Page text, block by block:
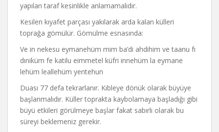
yapılan taraf kesinlikle anlamamalıdır.
Kesilen kıyafet parçası yakılarak arda kalan külleri
toprağa gömülür. Gömülme esnasında:
Ve in nekesu eymanehüm mim ba’di ahdihim ve taanu fı
dıniküm fe katilu eimmetel küfri innehüm la eymane
lehüm leallehüm yentehun
Duası 77 defa tekrarlanır. Kıbleye dönük olarak büyüye
başlanmalıdır. Küller toprakta kaybolamaya başladığı gibi
büyü etkileri görülmeye başlar fakat sabırlı olarak bu
süreyi beklemeniz gerekir.